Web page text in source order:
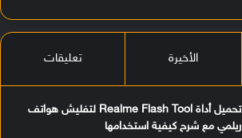
الأخيرة تعليقات
تحميل أداة Realme Flash Tool لتفليش هواتف
ريلمي مع شرح كيفية استخدامها